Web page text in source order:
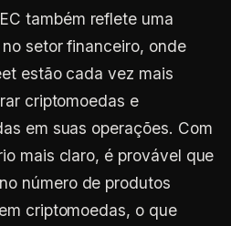
também reflete uma
setor financeiro, onde
estão cada vez mais
criptomoedas e
em suas operações. Com
mais claro, é provável que
número de produtos
criptomoedas, o que